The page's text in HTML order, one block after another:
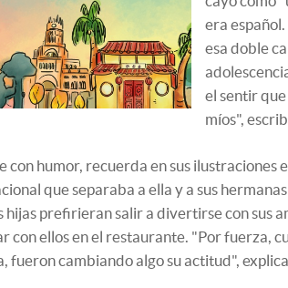
era
esa doble
el sentir
míos",
con humor, recuerda en sus ilustraciones
que separaba a ella y a sus
hijas prefirieran salir a divertirse con sus
con ellos en el restaurante. "Por fuerza,
fueron cambiando algo su actitud",